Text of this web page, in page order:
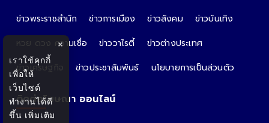
ข่าวพระราชสำนัก ข่าวการเมือง ข่าวสังคม
ข่าวบันเทิง
หวย ดวง ความเชื่อ
ข่าววาไรตี้
ข่าวต่างประเทศ
ข่าวเศรษฐกิจ
ข่าวประชาสัมพันธ์ นโยบายการเป็นส่วนตัว
ติดต่อโฆษณา ออนไลน์
×
เราใช้คุกกี้
เพื่อให้
เว็บไซต์
ทำงานได้ดี
ขึ้น เพิ่มเติม